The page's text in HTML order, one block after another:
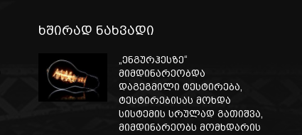
ხშირად ნახვადი
„ენგურჰესზე“
მიმდინარეობდა
დაგეგმილი ტესტირება,
ტესტირებისას მოხდა
სისტემის სრულად გათიშვა,
მიმდინარეობს მომხდარის